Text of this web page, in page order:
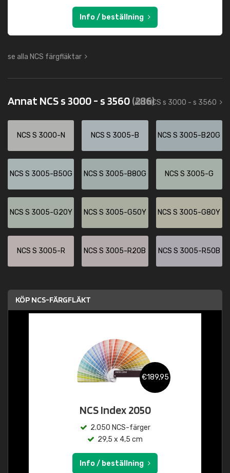
Info / beställning
se alla NCS färgfläktar
Annat NCS s 3000 - s 3560(286)
Allt NCS s 3000 - s 3560
NCS S 3000-N NCS S 3005-B NCS S 3005-B20G
NCS S 3005-B50G NCS S 3005-B80G NCS S 3005-G
NCS S 3005-G20Y NCS S 3005-G50Y NCS S 3005-G80Y
NCS S 3005-R NCS S 3005-R20B NCS S 3005-R50B
KÖP NCS-FÄRGFLÄKT
€189,95
NCS Index 2050
2.050 NCS-färger
29,5 x 4,5 cm
Info / beställning